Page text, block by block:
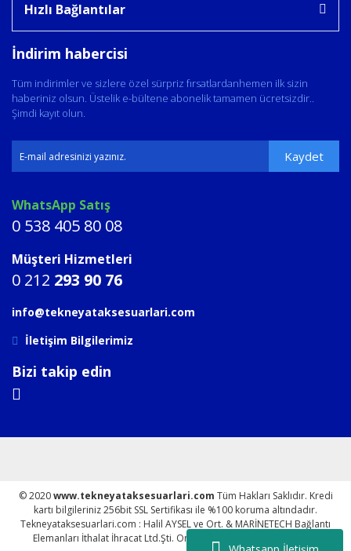
Hızlı Bağlantılar
İndirim habercisi
Tüm indirimler ve sizlere özel sürpriz fırsatlardanhemen ilk sizin
haberiniz olsun. Üstelik e-bültene abonelik tamamen ücretsizdir..
Şimdi kayıt olun.
Kaydet
WhatsApp Satış
0 538 405 80 08
Müşteri Hizmetleri
0 212 293 90 76
info@tekneyataksesuarlari.com
İletişim Bilgilerimiz
Bizi takip edin
© 2020www.tekneyataksesuarlari.com Tüm Hakları Saklıdır. Kredi
kartı bilgileriniz 256bit SSL Sertifikası ile %100 koruma altındadır.
Tekneyataksesuarlari.com : Halil AYSEL ve Ort. & MARİNETECH Bağlantı
Elemanları İthalat İhracat Ltd.Şti. Online parakende satış sitesidir.